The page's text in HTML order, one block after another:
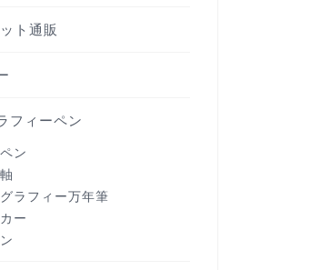
ト通販
フィーペン
ン
ラフィー万年筆
ー